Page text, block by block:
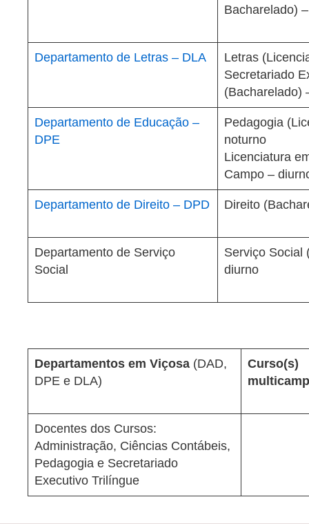
Bacharelado)
Departamento de Letras – DLA
Letras
Secretariado
(Bacharelado)
Departamento de Educação –
DPE
Pedagogia
noturno
Licenciatura
Campo –
Departamento de Direito – DPD Direito
Departamento de Serviço
Social
Serviço Social
diurno
Departamentos em Viçosa (DAD,
DPE e DLA)
Curso(s)
Docentes dos Cursos:
Administração, Ciências Contábeis,
Pedagogia e Secretariado
Executivo Trilíngue